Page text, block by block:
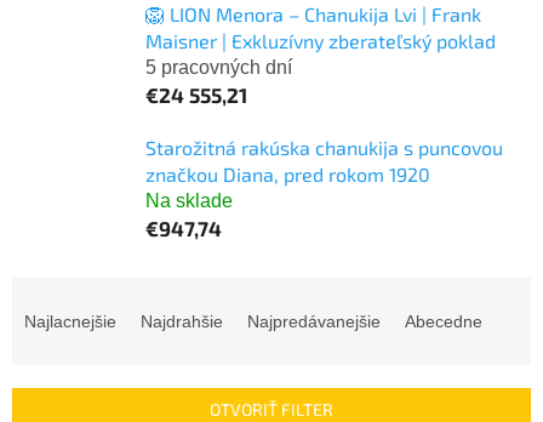
🦁 LION Menora – Chanukija Lvi | Frank
Maisner | Exkluzívny zberateľský poklad
5 pracovných dní
€24 555,21
Starožitná rakúska chanukija s puncovou
značkou Diana, pred rokom 1920
Na sklade
€947,74
n
Najlacnejšie Najdrahšie Najpredávanejšie Abecedne
OTVORIŤ FILTER